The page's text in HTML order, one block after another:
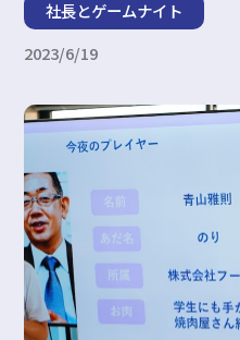
社長とゲームナイト
2023/6/19